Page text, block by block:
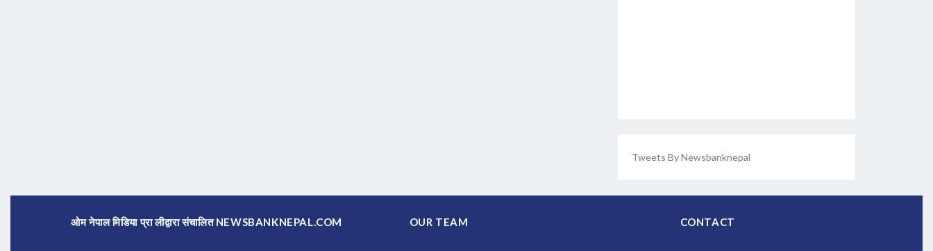
Tweets By Newsbanknepal
ओम नेपाल मिडिया प्रा लीद्वारा संचालित NEWSBANKNEPAL.COM OUR TEAM CONTACT